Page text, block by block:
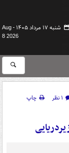
شنبه ۱۷ مرداد ۱۴۰۵ -
Aug
8 2026
۱ نظر
چاپ